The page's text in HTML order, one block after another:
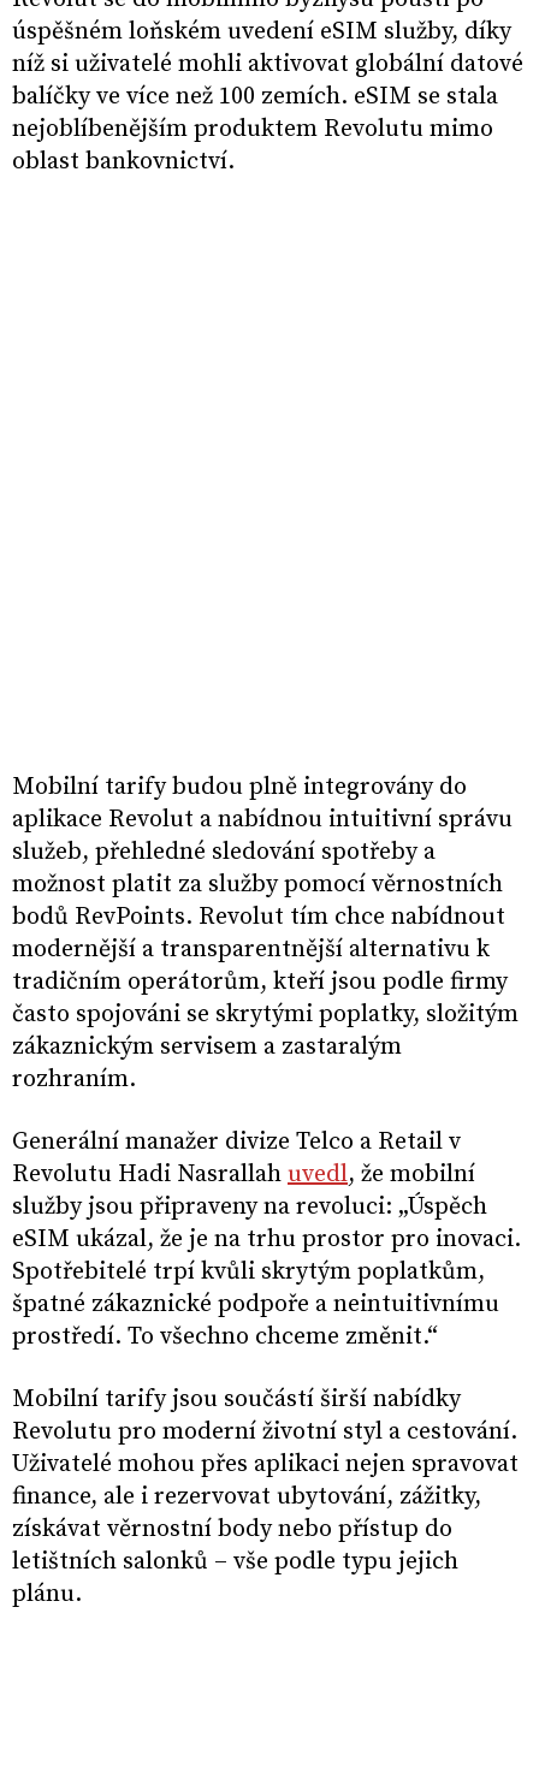
úspěšném loňském uvedení eSIM služby, díky
níž si uživatelé mohli aktivovat globální datové
balíčky ve více než 100 zemích. eSIM se stala
nejoblíbenějším produktem Revolutu mimo
oblast bankovnictví.
Mobilní tarify budou plně integrovány do
aplikace Revolut a nabídnou intuitivní správu
služeb, přehledné sledování spotřeby a
možnost platit za služby pomocí věrnostních
bodů RevPoints. Revolut tím chce nabídnout
modernější a transparentnější alternativu k
tradičním operátorům, kteří jsou podle firmy
často spojováni se skrytými poplatky, složitým
zákaznickým servisem a zastaralým
rozhraním.
Generální manažer divize Telco a Retail v
Revolutu Hadi Nasrallah uvedl, že mobilní
služby jsou připraveny na revoluci: „Úspěch
eSIM ukázal, že je na trhu prostor pro inovaci.
Spotřebitelé trpí kvůli skrytým poplatkům,
špatné zákaznické podpoře a neintuitivnímu
prostředí. To všechno chceme změnit.“
Mobilní tarify jsou součástí širší nabídky
Revolutu pro moderní životní styl a cestování.
Uživatelé mohou přes aplikaci nejen spravovat
finance, ale i rezervovat ubytování, zážitky,
získávat věrnostní body nebo přístup do
letištních salonků – vše podle typu jejich
plánu.